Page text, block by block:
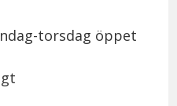
torsdag öppet